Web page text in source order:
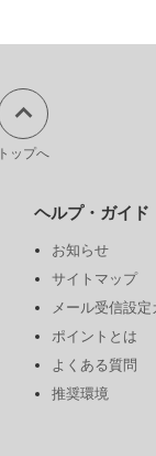
トップへ
ヘルプ・ガイド
お知らせ
サイトマップ
メール受信設定
ポイントとは
よくある質問
推奨環境